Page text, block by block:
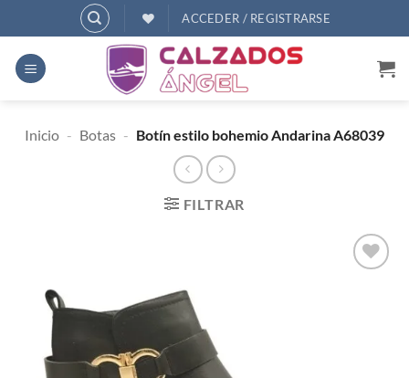
al
contenido
ACCEDER / REGISTRARSE
Inicio - Botas - Botín estilo bohemio Andarina A68039
FILTRAR